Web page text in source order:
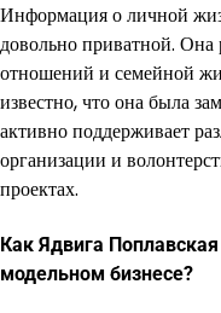
Информация о личной
довольно приватной. Она
отношений и семейной
известно, что она была
активно поддерживает
организации и
проектах.
Как Ядвига
модельном бизнесе?